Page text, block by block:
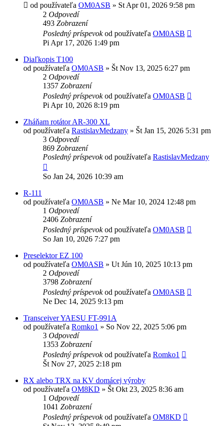
od používateľa OM0ASB » St Apr 01, 2026 9:58 pm
2 Odpovedí
493 Zobrazení
Posledný príspevokod používateľa OM0ASB
Pi Apr 17, 2026 1:49 pm
Diaľkopis T100
od používateľa OM0ASB » Št Nov 13, 2025 6:27 pm
2 Odpovedí
1357 Zobrazení
Posledný príspevokod používateľa OM0ASB
Pi Apr 10, 2026 8:19 pm
Zháňam rotátor AR-300 XL
od používateľa RastislavMedzany » Št Jan 15, 2026 5:31 pm
3 Odpovedí
869 Zobrazení
Posledný príspevokod používateľa RastislavMedzany
So Jan 24, 2026 10:39 am
R-111
od používateľa OM0ASB » Ne Mar 10, 2024 12:48 pm
1 Odpovedí
2406 Zobrazení
Posledný príspevokod používateľa OM0ASB
So Jan 10, 2026 7:27 pm
Preselektor EZ 100
od používateľa OM0ASB » Ut Jún 10, 2025 10:13 pm
2 Odpovedí
3798 Zobrazení
Posledný príspevokod používateľa OM0ASB
Ne Dec 14, 2025 9:13 pm
Transceiver YAESU FT-991A
od používateľa Romko1 » So Nov 22, 2025 5:06 pm
3 Odpovedí
1353 Zobrazení
Posledný príspevokod používateľa Romko1
Št Nov 27, 2025 2:18 pm
RX alebo TRX na KV domácej výroby
od používateľa OM8KD » Št Okt 23, 2025 8:36 am
1 Odpovedí
1041 Zobrazení
Posledný príspevokod používateľa OM8KD